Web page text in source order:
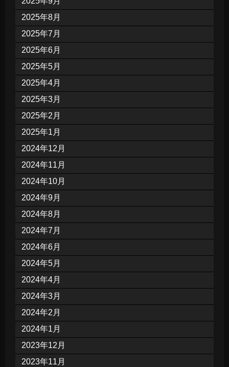
2025年8月
2025年7月
2025年6月
2025年5月
2025年4月
2025年3月
2025年2月
2025年1月
2024年12月
2024年11月
2024年10月
2024年9月
2024年8月
2024年7月
2024年6月
2024年5月
2024年4月
2024年3月
2024年2月
2024年1月
2023年12月
2023年11月